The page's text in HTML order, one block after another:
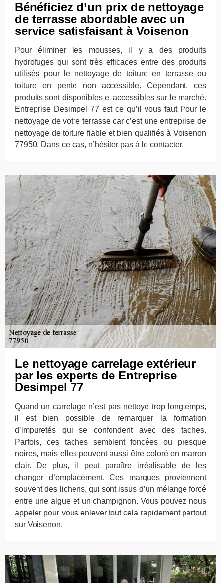
Bénéficiez d’un prix de nettoyage
de terrasse abordable avec un
service satisfaisant à Voisenon
Pour éliminer les mousses, il y a des produits
hydrofuges qui sont très efficaces entre des produits
utilisés pour le nettoyage de toiture en terrasse ou
toiture en pente non accessible. Cependant, ces
produits sont disponibles et accessibles sur le marché.
Entreprise Desimpel 77 est ce qu’il vous faut Pour le
nettoyage de votre terrasse car c’est une entreprise de
nettoyage de toiture fiable et bien qualifiés à Voisenon
77950. Dans ce cas, n’hésiter pas à le contacter.
Le nettoyage carrelage extérieur
par les experts de Entreprise
Desimpel 77
Quand un carrelage n’est pas nettoyé trop longtemps,
il est bien possible de remarquer la formation
d’impuretés qui se confondent avec des taches.
Parfois, ces taches semblent foncées ou presque
noires, mais elles peuvent aussi être coloré en marron
clair. De plus, il peut paraître irréalisable de les
changer d’emplacement. Ces marques proviennent
souvent des lichens, qui sont issus d’un mélange forcé
entre une algue et un champignon. Vous pouvez nous
appeler pour vous enlever tout cela rapidement partout
sur Voisenon.